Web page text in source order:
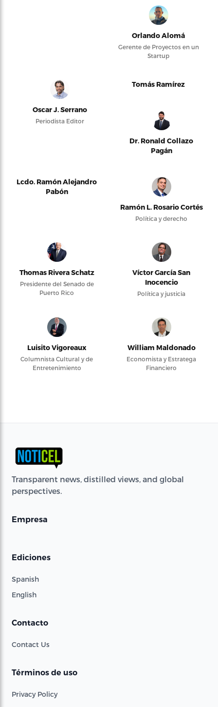
Orlando Alomá
Gerente de Proyectos en un
Startup
Oscar J. Serrano
Periodista Editor
Tomás Ramírez
Dr. Ronald Collazo
Pagán
Lcdo. Ramón Alejandro
Pabón
Ramón L. Rosario Cortés
Política y derecho
Thomas Rivera Schatz
Presidente del Senado de
Puerto Rico
Víctor García San
Inocencio
Política y justicia
Luisito Vigoreaux
Columnista Cultural y de
Entretenimiento
William Maldonado
Economista y Estratega
Financiero
Transparent news, distilled views, and global
perspectives.
Empresa
Ediciones
Spanish
English
Contacto
Contact Us
Términos de uso
Privacy Policy